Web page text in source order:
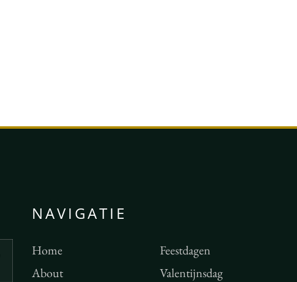
NAVIGATIE
Home
About
Feestdagen
Valentijnsdag